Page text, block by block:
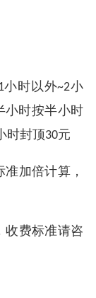
小时以外~2小
小时按半小时
时封顶30元
加倍计算，
收费标准请咨